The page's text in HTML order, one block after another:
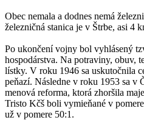
Obec nemala a dodnes nemá
železničná stanica je v Štrbe, asi 4
Po ukončení vojny bol vyhlásený
hospodárstva. Na potraviny, obuv,
lístky. V roku 1946 sa uskutočnila
peňazí. Následne v roku 1953 sa v
menová reforma, ktorá zhoršila
Tristo Kčš boli vymieňané v
už v pomere 50:1.